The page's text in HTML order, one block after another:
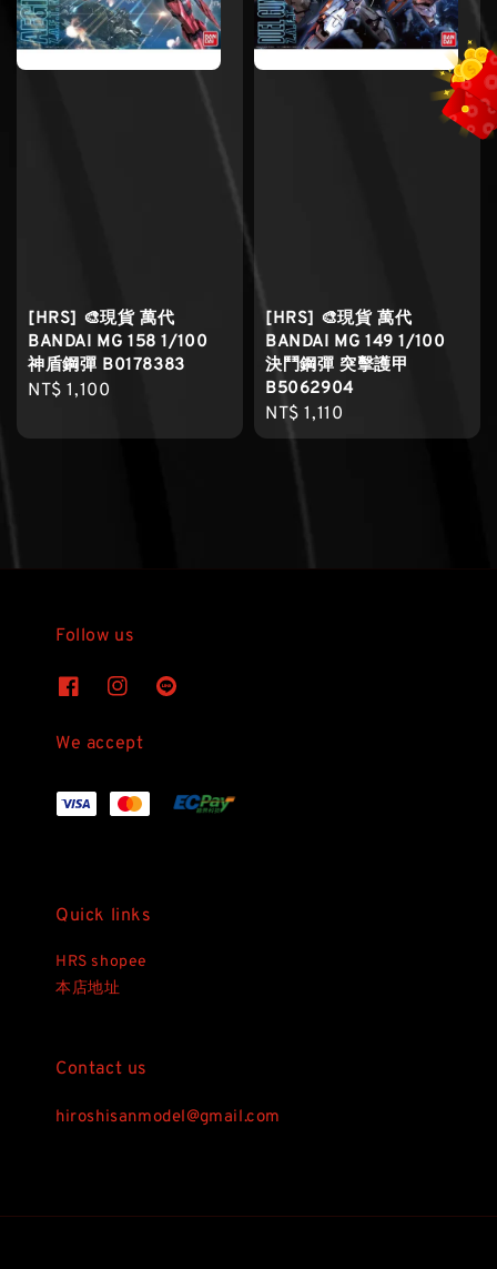
[HRS] 🎨現貨 萬代
BANDAI MG 158 1/100
神盾鋼彈 B0178383
Regular
NT$ 1,100
[HRS] 🎨現貨 萬代
BANDAI MG 149 1/100
決鬥鋼彈 突擊護甲
B5062904
Regular
price
NT$ 1,110
Follow us
We accept
Quick links
HRS shopee
本店地址
Contact us
hiroshisanmodel@gmail.com